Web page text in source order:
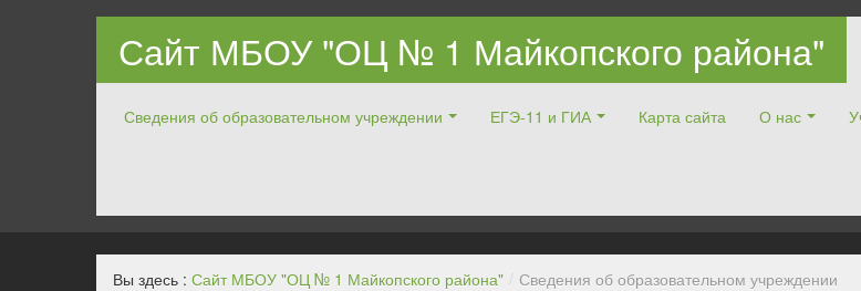
Сайт МБОУ "ОЦ № 1 Майкопского района"
Сведения об образовательном учреждении ЕГЭ-11 и ГИА Карта сайта О нас
Вы здесь : Сайт МБОУ "ОЦ № 1 Майкопского района" / Сведения об образовательном учреждении